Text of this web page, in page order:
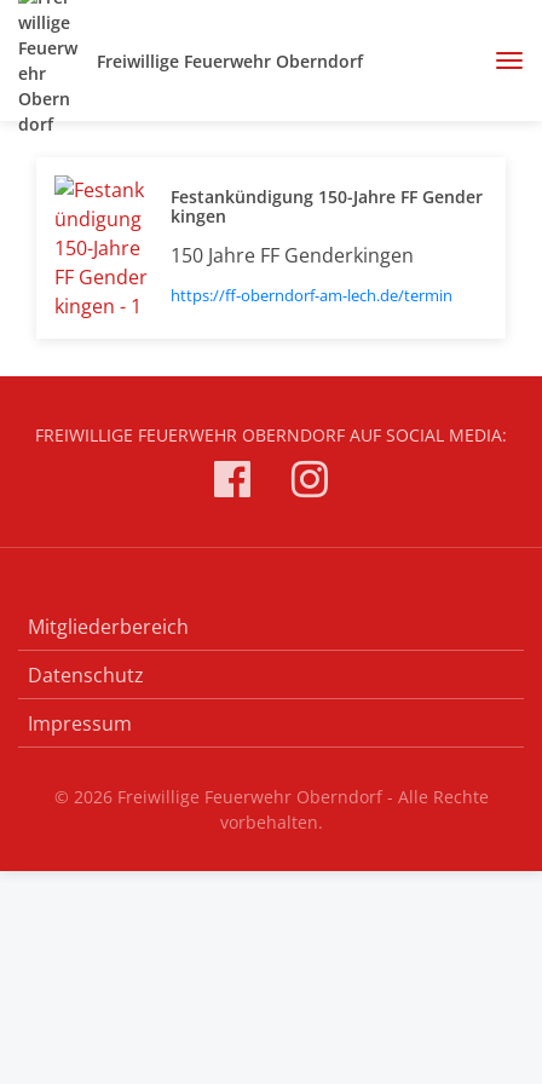
Freiwillige Feuerwehr Oberndorf
Festankündigung 150-Jahre FF Gender
kingen
150 Jahre FF Genderkingen
https://ff-oberndorf-am-lech.de/termin
FREIWILLIGE FEUERWEHR OBERNDORF AUF SOCIAL MEDIA:
Mitgliederbereich
Datenschutz
Impressum
© 2026 Freiwillige Feuerwehr Oberndorf - Alle Rechte
vorbehalten.